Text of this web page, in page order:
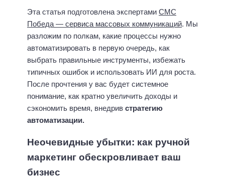
Эта статья подготовлена экспертами СМС
Победа — сервиса массовых коммуникаций. Мы
разложим по полкам, какие процессы нужно
автоматизировать в первую очередь, как
выбрать правильные инструменты, избежать
типичных ошибок и использовать ИИ для роста.
После прочтения у вас будет системное
понимание, как кратно увеличить доходы и
сэкономить время, внедрив стратегию
автоматизации.
Неочевидные убытки: как ручной
маркетинг обескровливает ваш
бизнес